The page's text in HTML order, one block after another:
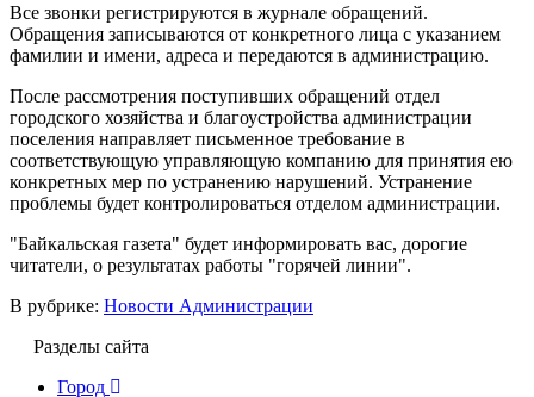
Все звонки регистрируются в журнале обращений.
Обращения записываются от конкретного лица с указанием
фамилии и имени, адреса и передаются в администрацию.
После рассмотрения поступивших обращений отдел
городского хозяйства и благоустройства администрации
поселения направляет письменное требование в
соответствующую управляющую компанию для принятия ею
конкретных мер по устранению нарушений. Устранение
проблемы будет контролироваться отделом администрации.
"Байкальская газета" будет информировать вас, дорогие
читатели, о результатах работы "горячей линии".
В рубрике: Новости Администрации
Разделы сайта
Город